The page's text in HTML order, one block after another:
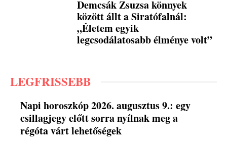
Demcsák Zsuzsa könnyek
között állt a Siratófalnál:
„Életem egyik
legcsodálatosabb élménye volt”
LEGFRISSEBB
Napi horoszkóp 2026. augusztus 9.: egy
csillagjegy előtt sorra nyílnak meg a
régóta várt lehetőségek